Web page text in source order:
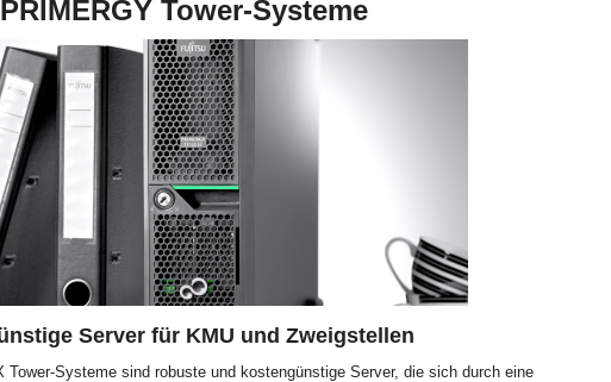
Tower-Systeme
Server für KMU und Zweigstellen
Tower-Systeme sind robuste und kostengünstige Server, die sich durch eine